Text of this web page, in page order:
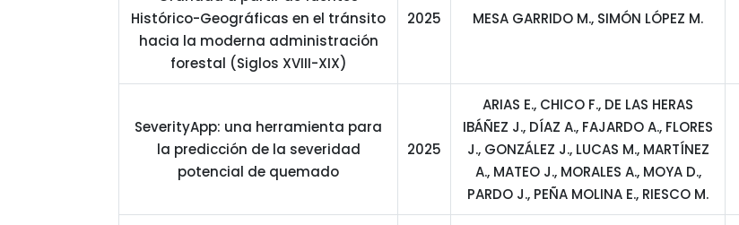
Histórico-Geográficas en el tránsito
hacia la moderna administración
forestal (Siglos XVIII-XIX)
2025 MESA GARRIDO M., SIMÓN LÓPEZ M.
SeverityApp: una herramienta para
la predicción de la severidad
potencial de quemado
2025
ARIAS E., CHICO F., DE LAS HERAS
IBÁÑEZ J., DÍAZ A., FAJARDO A., FLORES
J., GONZÁLEZ J., LUCAS M., MARTÍNEZ
A., MATEO J., MORALES A., MOYA D.,
PARDO J., PEÑA MOLINA E., RIESCO M.